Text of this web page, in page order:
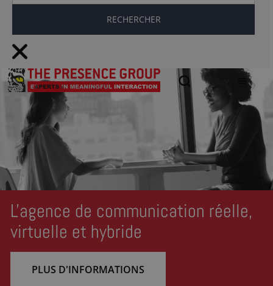
FR
L'agence de communication réelle,
virtuelle et hybride
PLUS D'INFORMATIONS